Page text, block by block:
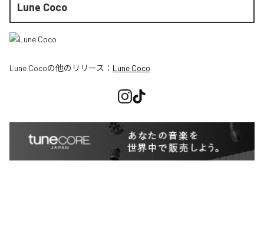
Lune Coco
Lune Cocoの他のリリース： Lune Coco